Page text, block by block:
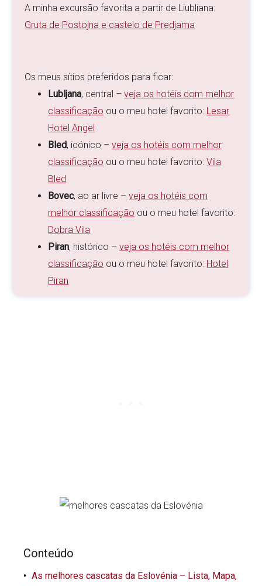
A minha excursão favorita a partir de Liubliana:
Gruta de Postojna e castelo de Predjama
Os meus sítios preferidos para ficar:
Lubljana, central –veja os hotéis com melhor
classificação ou o meu hotel favorito: Lesar
Hotel Angel
Bled, icónico –veja os hotéis com melhor
classificação ou o meu hotel favorito:Vila
Bled
Bovec, ao ar livre –veja os hotéis com
melhor classificação ou o meu hotel favorito:
Dobra Vila
Piran, histórico –veja os hotéis com melhor
classificação ou o meu hotel favorito: Hotel
Piran
Conteúdo
As melhores cascatas da Eslovénia – Lista, Mapa,